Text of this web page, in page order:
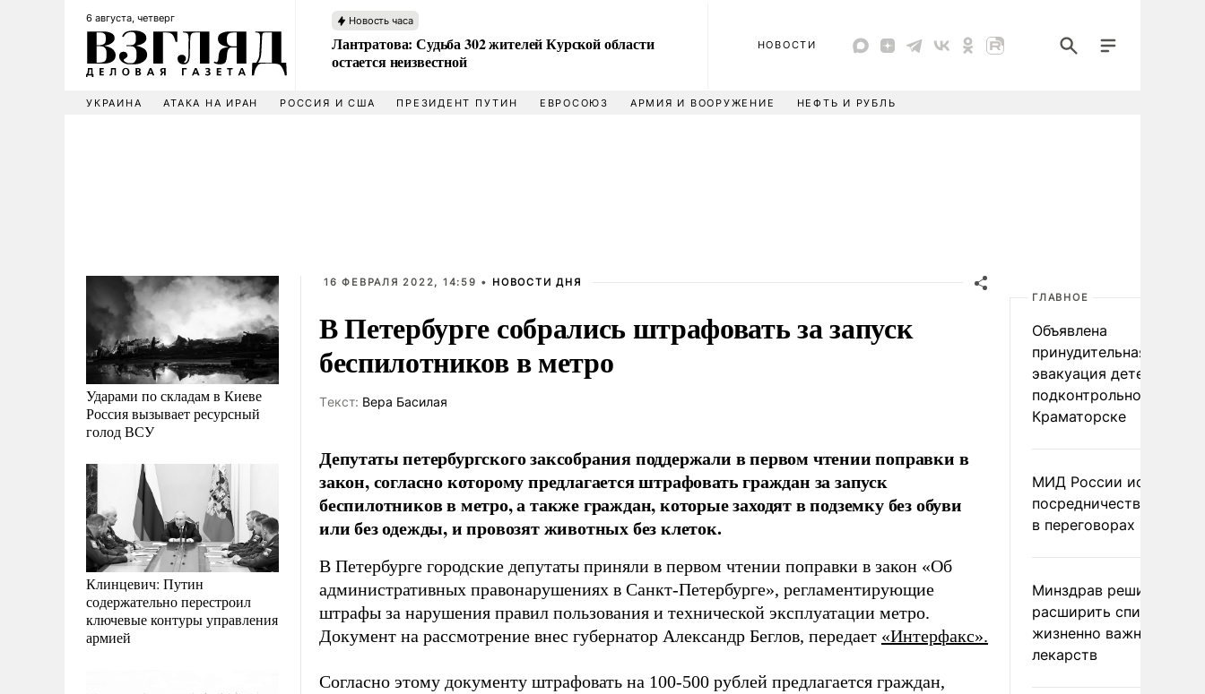
6 августа, четверг Новость часа
Лантратова: Судьба 302 жителей Курской области
остается неизвестной
НОВОСТИ
УКРАИНА АТАКА НА ИРАН РОССИЯ И США ПРЕЗИДЕНТ ПУТИН ЕВРОСОЮЗ АРМИЯ И ВООРУЖЕНИЕ НЕФТЬ И РУБЛЬ
Ударами по складам в Киеве
Россия вызывает ресурсный
голод ВСУ
Клинцевич: Путин
содержательно перестроил
ключевые контуры управления
армией
16 ФЕВРАЛЯ 2022, 14:59 • НОВОСТИ ДНЯ
В Петербурге собрались штрафовать за запуск
беспилотников в метро
Tекст: Вера Басилая
Депутаты петербургского заксобрания поддержали в первом чтении поправки в
закон, согласно которому предлагается штрафовать граждан за запуск
беспилотников в метро, а также граждан, которые заходят в подземку без обуви
или без одежды, и провозят животных без клеток.
В Петербурге городские депутаты приняли в первом чтении поправки в закон «Об
административных правонарушениях в Санкт-Петербурге», регламентирующие
штрафы за нарушения правил пользования и технической эксплуатации метро.
Документ на рассмотрение внес губернатор Александр Беглов, передает «Интерфакс».
Согласно этому документу штрафовать на 100-500 рублей предлагается граждан,
ГЛАВНОЕ
Объявлена
принудительная
эвакуация детей в
подконтрольном Киеву
Краматорске
МИД России исключил
посредничество
в переговорах по
Минздрав решил
расширить список
жизненно важных
лекарств